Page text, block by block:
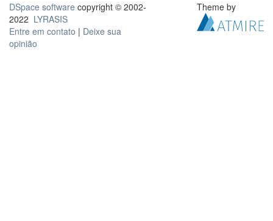
DSpace software copyright © 2002-
2022 LYRASIS
Entre em contato | Deixe sua
opinião
Theme by